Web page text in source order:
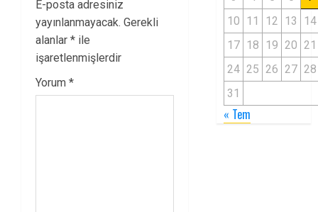
E-posta adresiniz
yayınlanmayacak. Gerekli
alanlar * ile
işaretlenmişlerdir
Yorum *
10 11 12 13
14
17 18 19 20 21
24 25 26 27 28
31
« Tem